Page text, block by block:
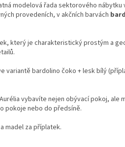
modelová řada sektorového
provedeních, v akčních barvách
který je charakteristický prostým a
variantě bardolino čoko + lesk bílý
vybavíte nejen obývací pokoj, ale
pokoje nebo do předsíně.
madel za příplatek.